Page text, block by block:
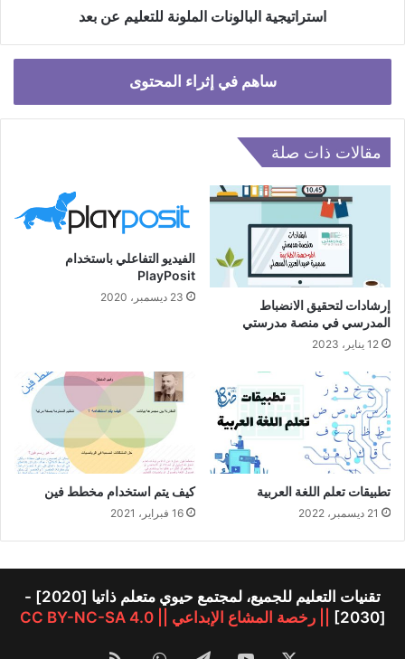
استراتيجية البالونات الملونة للتعليم عن بعد
ساهم في إثراء المحتوى
مقالات ذات صلة
إرشادات لتحقيق الانضباط
المدرسي في منصة مدرستي
12 يناير، 2023
الفيديو التفاعلي باستخدام
PlayPosit
23 ديسمبر، 2020
تطبيقات تعلم اللغة العربية
21 ديسمبر، 2022
كيف يتم استخدام مخطط فين
16 فبراير، 2021
تقنيات التعليم للجميع، لمجتمع حيوي متعلم ذاتيا [2020] -
[2030]
|| رخصة المشاع الإبداعي || CC BY-NC-SA 4.0